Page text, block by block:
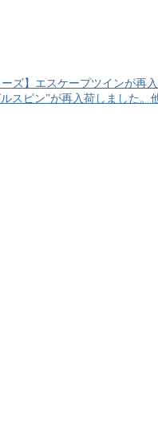
ーズ】エスケープツインが再
スピン”が再入荷しました。